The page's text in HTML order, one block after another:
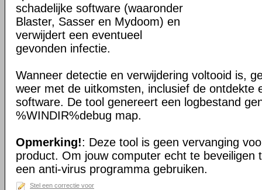
schadelijke software (waaronder
Blaster, Sasser en Mydoom) en
verwijdert een eventueel
gevonden infectie.
Wanneer detectie en verwijdering voltooid is,
weer met de uitkomsten, inclusief de ontdekte
software. De tool genereert een logbestand
%WINDIR%debug map.
Opmerking!: Deze tool is geen vervanging
product. Om jouw computer echt te beveiligen
een anti-virus programma gebruiken.
Stel een correctie voor